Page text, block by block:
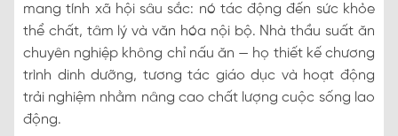
mang tính xã hội sâu sắc: nó tác động đến sức khỏe
thể chất, tâm lý và văn hóa nội bộ. Nhà thầu suất ăn
chuyên nghiệp không chỉ nấu ăn — họ thiết kế chương
trình dinh dưỡng, tương tác giáo dục và hoạt động
trải nghiệm nhằm nâng cao chất lượng cuộc sống lao
động.